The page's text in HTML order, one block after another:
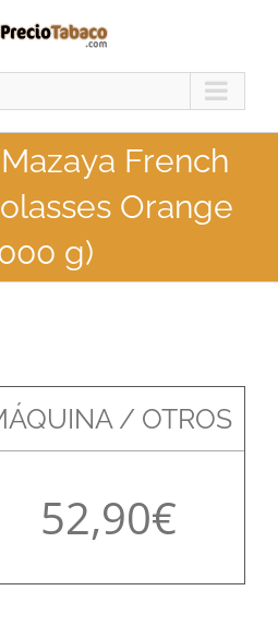
French
Orange
g)
/ OTROS
52,90